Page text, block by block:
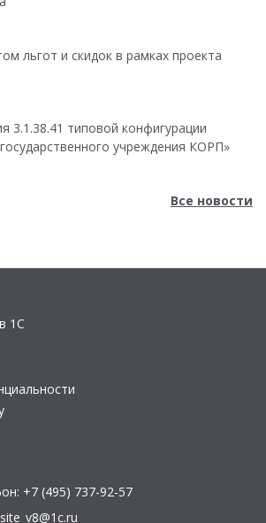
льгот и скидок в рамках проекта
3.1.38.41 типовой конфигурации
учреждения КОРП»
Все новости
1С
+7 (495) 737-92-57
site_v8@1c.ru